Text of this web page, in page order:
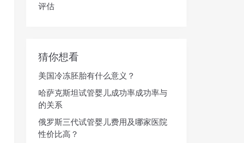
评估
猜你想看
美国冷冻胚胎有什么意义？
哈萨克斯坦试管婴儿成功率成功率与
的关系
俄罗斯三代试管婴儿费用及哪家医院
性价比高？